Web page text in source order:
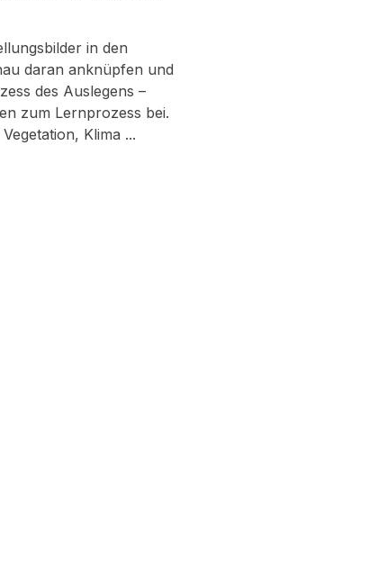
in den
daran anknüpfen und
des Auslegens –
zum Lernprozess bei.
Klima ...